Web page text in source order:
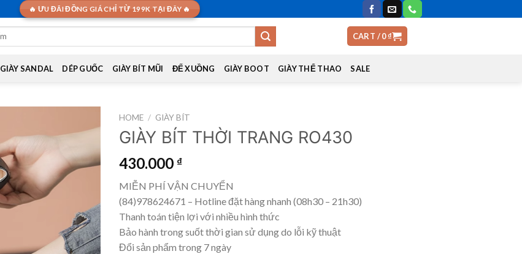
🔥 ƯU ĐÃI ĐỒNG GIÁ CHỈ TỪ 199K TẠI ĐÂY 🔥
CART /0₫
GIÀY SANDAL DÉP GUỐC GIÀY BÍT MŨI ĐẾ XUỒNG GIÀY BOOT GIÀY THỂ THAO SALE
HOME / GIÀY BÍT
GIÀY BÍT THỜI TRANG RO430
430.000 ₫
MIỄN PHÍ VẬN CHUYỂN
(84)978624671 – Hotline đặt hàng nhanh (08h30 – 21h30)
Thanh toán tiện lợi với nhiều hình thức
Bảo hành trong suốt thời gian sử dụng do lỗi kỹ thuật
Đổi sản phẩm trong 7 ngày